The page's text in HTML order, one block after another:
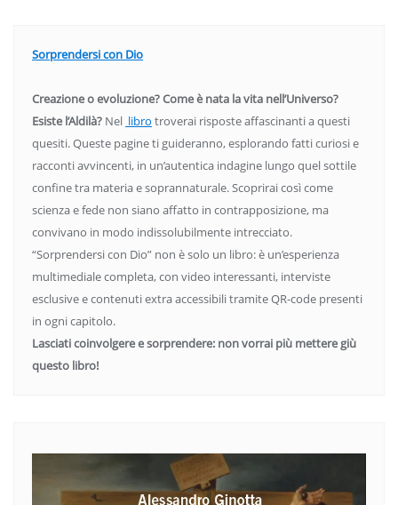
Sorprendersi con Dio
Creazione o evoluzione? Come è nata la vita nell’Universo?
Esiste l’Aldilà? Nel libro troverai risposte affascinanti a questi
quesiti. Queste pagine ti guideranno, esplorando fatti curiosi e
racconti avvincenti, in un’autentica indagine lungo quel sottile
confine tra materia e soprannaturale. Scoprirai così come
scienza e fede non siano affatto in contrapposizione, ma
convivano in modo indissolubilmente intrecciato.
“Sorprendersi con Dio” non è solo un libro: è un’esperienza
multimediale completa, con video interessanti, interviste
esclusive e contenuti extra accessibili tramite QR-code presenti
in ogni capitolo.
Lasciati coinvolgere e sorprendere: non vorrai più mettere giù
questo libro!